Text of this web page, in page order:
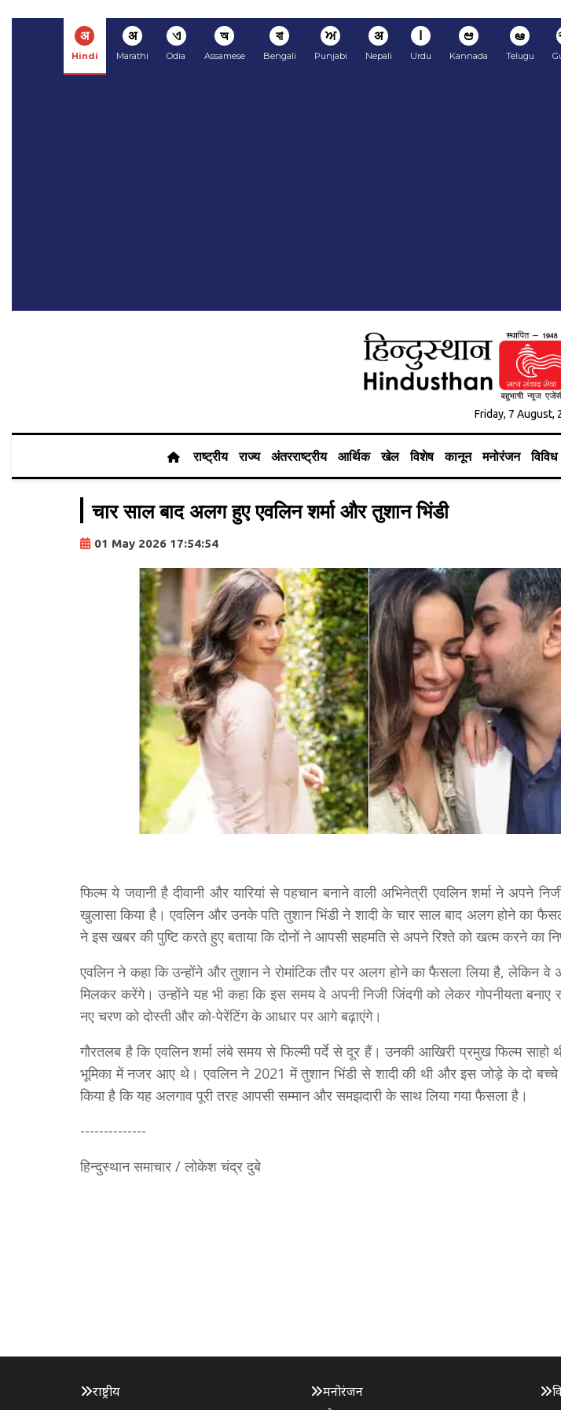
अ
Hindi
अ
Marathi
ଏ
Odia
অ
Assamese
বা
Bengali
ਅ
Punjabi
अ
Nepali
ا
Urdu
ಆ
Kannada
ఆ
Telugu
Friday, 7 August,
राष्ट्रीय राज्य अंतरराष्ट्रीय आर्थिक खेल विशेष कानून मनोरंजन विविध
चार साल बाद अलग हुए एवलिन शर्मा और तुशान भिंडी
01 May 2026 17:54:54
फिल्म ये जवानी है दीवानी और यारियां से पहचान बनाने वाली अभिनेत्री एवलिन शर्मा ने अपने
खुलासा किया है। एवलिन और उनके पति तुशान भिंडी ने शादी के चार साल बाद अलग होने का
ने इस खबर की पुष्टि करते हुए बताया कि दोनों ने आपसी सहमति से अपने रिश्ते को खत्म करने का
एवलिन ने कहा कि उन्होंने और तुशान ने रोमांटिक तौर पर अलग होने का फैसला लिया है, लेकिन वे
मिलकर करेंगे। उन्होंने यह भी कहा कि इस समय वे अपनी निजी जिंदगी को लेकर गोपनीयता
नए चरण को दोस्ती और को-पेरेंटिंग के आधार पर आगे बढ़ाएंगे।
गौरतलब है कि एवलिन शर्मा लंबे समय से फिल्मी पर्दे से दूर हैं। उनकी आखिरी प्रमुख फिल्म साहो
भूमिका में नजर आए थे। एवलिन ने 2021 में तुशान भिंडी से शादी की थी और इस जोड़े के दो
किया है कि यह अलगाव पूरी तरह आपसी सम्मान और समझदारी के साथ लिया गया फैसला है।
--------------
हिन्दुस्थान समाचार / लोकेश चंद्र दुबे
राष्ट्रीय
मनोरंजन